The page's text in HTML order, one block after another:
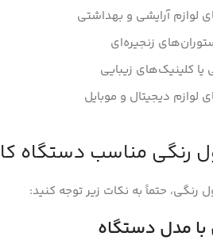
لوازم آرایشی و بهداشتی
زنجیره‌ای
یا کلینیک‌های زیبایی
لوازم دیجیتال و موبایل
رنگی مناسب دستگاه
رنگی، حتماً به نکات زیر توجه کنید:
با مدل دستگاه